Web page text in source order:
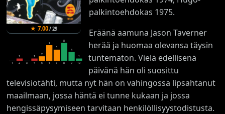
★7.00/29
1
1
2
3
1
4
2
5
7
6
5
7
8
8
4
9
1
10
palkintoehdokas 1975.
Eräänä aamuna Jason Taverner
herää ja huomaa olevansa täysin
tuntematon. Vielä edellisenä
päivänä hän oli suosittu
televisiotähti, mutta nyt hän on vahingossa lipsahtanut
maailmaan, jossa häntä ei tunne kukaan ja jossa
hengissäpysymiseen tarvitaan henkilöllisyystodistusta.